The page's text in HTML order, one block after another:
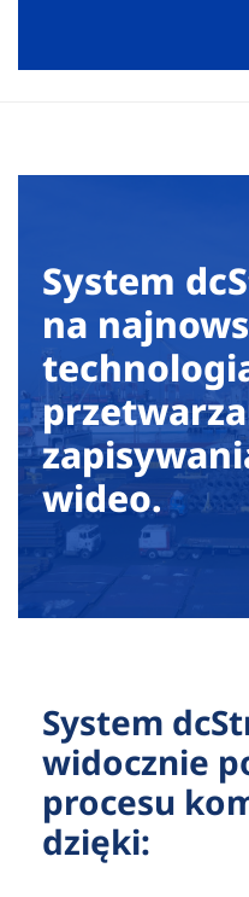
System
na
wideo.
System
widocznie
procesu
dzięki: